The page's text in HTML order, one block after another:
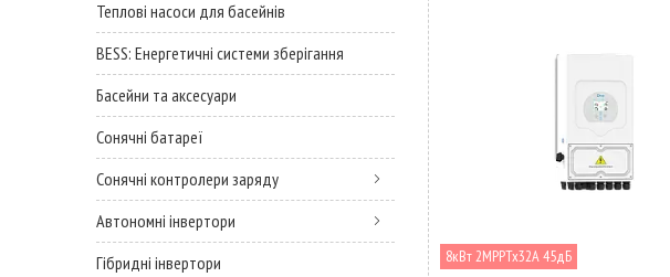
8кВт 2MPPTx32A 45дБ
Теплові насоси для басейнів
BESS: Енергетичні системи зберігання
Басейни та аксесуари
Сонячні батареї
Сонячні контролери заряду
Автономні інвертори
Гібридні інвертори